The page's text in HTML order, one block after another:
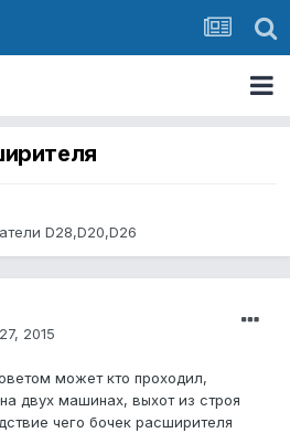
D28,D20,D26
2015
может кто проходил,
двух машинах, выхот из строя
чего бочек расширителя